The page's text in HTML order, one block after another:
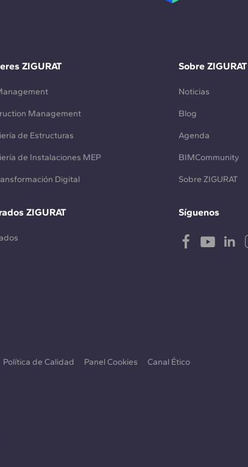
ZIGURAT
Management
de Estructuras
de Instalaciones MEP
Digital
ZIGURAT
Sobre ZIGURAT
Noticias
Blog
Agenda
BIMCommunity
Sobre ZIGURAT
Síguenos
Política de Calidad Panel Cookies Canal Ético